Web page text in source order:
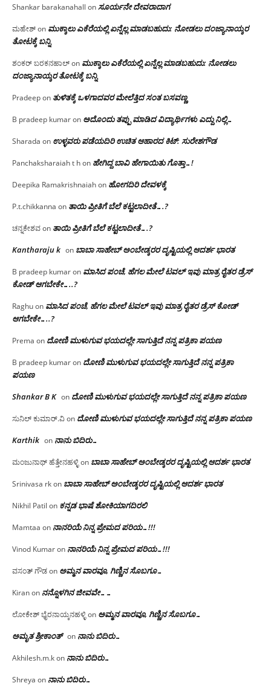
Shankar barakanahall on ಸೂರ್ಯನೇ ದೇವರಾದಾಗ
ಮಹೇಶ್on ಮುಕ್ಕಾಲು ಎಕೆರೆಯಲ್ಲಿ ಏನ್ನೆಲ್ಲ‌ ಮಾಡಬಹುದು: ನೋಡಲು ದಂಜ್ಯಾನಾಯ್ಕರ
ತೋಟಕ್ಕೆ ಬನ್ನಿ
ಶಂಕರ್ ಬರಕನಹಾಲ್on ಮುಕ್ಕಾಲು ಎಕೆರೆಯಲ್ಲಿ ಏನ್ನೆಲ್ಲ‌ ಮಾಡಬಹುದು: ನೋಡಲು
ದಂಜ್ಯಾನಾಯ್ಕರ ತೋಟಕ್ಕೆ ಬನ್ನಿ
Pradeepon ತುಳಿತಕ್ಕೆ ಒಳಗಾದವರ ಮೇಲೆತ್ತಿದ ಸಂತ ಬಸವಣ್ಣ
B pradeep kumaron ಅದೊಂದು ತಪ್ಪು ಮಾಡಿದ ವಿದ್ಯಾರ್ಥಿಗಳು ಎದ್ದು ನಿಲ್ಲಿ…
Sharada on ಉಳ್ಳವರು ಪಡೆಯದಿರಿ ಉಚಿತ ಆಹಾರದ ಕಿಟ್: ಸುರೇಶಗೌಡ
Panchaksharaiah t hon ಹೇಗಿದ್ದ ಬಾವಿ ಹೇಗಾಯಿತು ಗೊತ್ತಾ…!
Deepika Ramakrishnaiahon ಹೋಗದಿರಿ ದೇವಳಕ್ಕೆ
P.t.chikkanna on ತಾಯಿ ಪ್ರೀತಿಗೆ ಬೆಲೆ ಕಟ್ಟಲಾದೀತೆ….?
ಚನ್ನಕೇಶವon ತಾಯಿ ಪ್ರೀತಿಗೆ ಬೆಲೆ ಕಟ್ಟಲಾದೀತೆ….?
Kantharaju k on ಬಾಬಾ ಸಾಹೇಬ್ ಅಂಬೇಡ್ಕರರ ದೃಷ್ಟಿಯಲ್ಲಿ ಆದರ್ಶ ಭಾರತ
B pradeep kumaron ಮಾಸಿದ ಪಂಚೆ, ಹೆಗಲ ಮೇಲೆ ಟವಲ್‌ ಇವು ಮಾತ್ರ ರೈತರ ಡ್ರೆಸ್‌
ಕೋಡ್ ಆಗಬೇಕೇ…..?‌
Raghuon ಮಾಸಿದ ಪಂಚೆ, ಹೆಗಲ ಮೇಲೆ ಟವಲ್‌ ಇವು ಮಾತ್ರ ರೈತರ ಡ್ರೆಸ್‌ ಕೋಡ್
ಆಗಬೇಕೇ…..?‌
Prema on ದೋಣಿ ಮುಳುಗುವ ಭಯದಲ್ಲೇ ಸಾಗುತ್ತಿದೆ ನನ್ನ ಪತ್ರಿಕಾ ಪಯಣ
B pradeep kumaron ದೋಣಿ ಮುಳುಗುವ ಭಯದಲ್ಲೇ ಸಾಗುತ್ತಿದೆ ನನ್ನ ಪತ್ರಿಕಾ
ಪಯಣ
Shankar B K on ದೋಣಿ ಮುಳುಗುವ ಭಯದಲ್ಲೇ ಸಾಗುತ್ತಿದೆ ನನ್ನ ಪತ್ರಿಕಾ ಪಯಣ
ಸುನಿಲ್ ಕುಮಾರ್.ವಿon ದೋಣಿ ಮುಳುಗುವ ಭಯದಲ್ಲೇ ಸಾಗುತ್ತಿದೆ ನನ್ನ ಪತ್ರಿಕಾ ಪಯಣ
Karthik on ನಾನು ಬಿದಿರು…
ಮಂಜುನಾಥ್ ಹೆತ್ತೇನಹಳ್ಳಿon ಬಾಬಾ ಸಾಹೇಬ್ ಅಂಬೇಡ್ಕರರ ದೃಷ್ಟಿಯಲ್ಲಿ ಆದರ್ಶ ಭಾರತ
Srinivasa rkon ಬಾಬಾ ಸಾಹೇಬ್ ಅಂಬೇಡ್ಕರರ ದೃಷ್ಟಿಯಲ್ಲಿ ಆದರ್ಶ ಭಾರತ
Nikhil Patil on ಕನ್ನಡ ಭಾಷೆ ಶೋಕಿಯಾಗದಿರಲಿ
Mamtaa on ನಾನರಿಯೆ ನಿನ್ನ ಪ್ರೇಮದ ಪರಿಯ…!!!
Vinod Kumaron ನಾನರಿಯೆ ನಿನ್ನ ಪ್ರೇಮದ ಪರಿಯ…!!!
ವಸಂತ್ ಗೌಡon ಅಮ್ಮನ ವಾರವೂ, ಗಿಣ್ಣಿನ ಸೊಬಗೂ…
Kiranon ನನ್ನೊಳಗಿನ ಜೀವವೇ……
ಲೋಕೇಶ್ ಭೈರನಾಯ್ಕನಹಳ್ಳಿon ಅಮ್ಮನ ವಾರವೂ, ಗಿಣ್ಣಿನ ಸೊಬಗೂ…
ಅಮೃತ ಶ್ರೀಕಾಂತ್ on ನಾನು ಬಿದಿರು…
Akhilesh.m.kon ನಾನು ಬಿದಿರು…
Shreya on ನಾನು ಬಿದಿರು…